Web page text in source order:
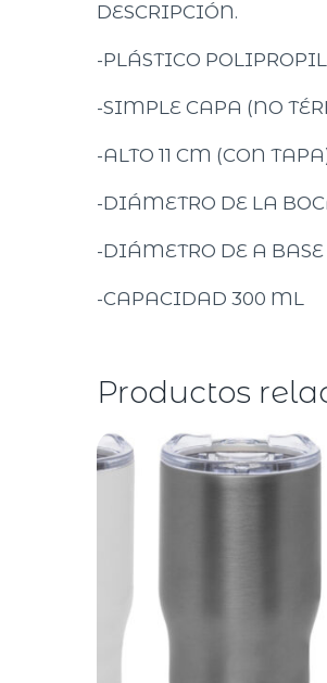
DESCRIPCIÓN.
-PLÁSTICO
-SIMPLE CAPA (NO
-ALTO 11 CM (CON
-DIÁMETRO DE LA
-DIÁMETRO DE A BASE
-CAPACIDAD 300 ML
Productos